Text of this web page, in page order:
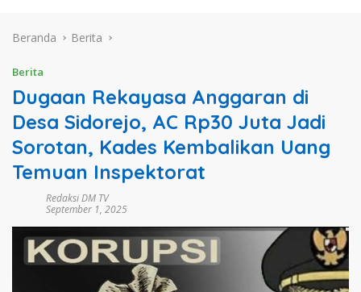
Beranda Berita
Berita
Dugaan Rekayasa Anggaran di
Desa Sidorejo, AC Rp30 Juta Jadi
Sorotan, Kades Kembalikan Uang
Temuan Inspektorat
Redaksi DM TV
September 1, 2025